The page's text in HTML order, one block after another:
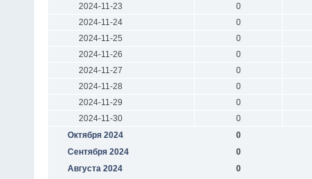
2024-11-23
0
2024-11-24
0
2024-11-25
0
2024-11-26
0
2024-11-27
0
2024-11-28
0
2024-11-29
0
2024-11-30
0
Октября 2024
0
Сентября 2024
0
Августа 2024
0